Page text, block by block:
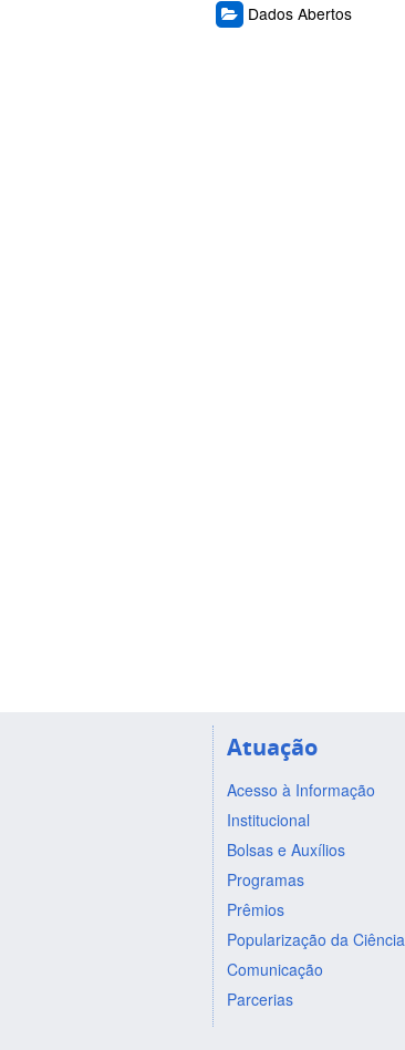
Dados Abertos
Atuação
Acesso à Informação
Institucional
Bolsas e Auxílios
Programas
Prêmios
Popularização da Ciência
Comunicação
Parcerias